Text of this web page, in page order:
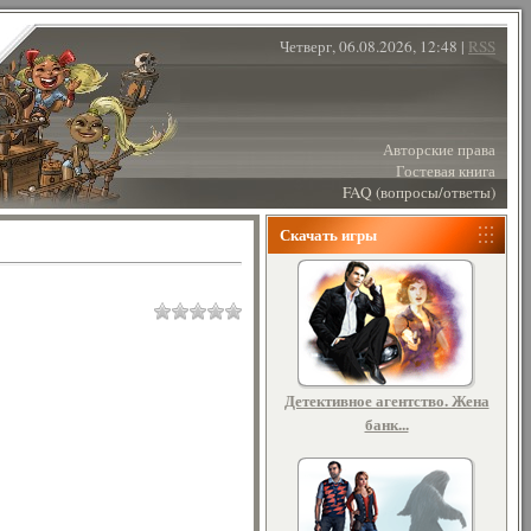
Четверг, 06.08.2026, 12:48 | RSS
Авторские права
Гостевая книга
FAQ (вопросы/ответы)
Скачать игры
Детективное агентство. Жена
банк...